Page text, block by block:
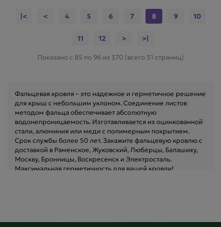
|< < 4 5 6 7 8 9 10
11 12 > >|
Показано с 85 по 96 из 370 (всего 31 страниц)
Фальцевая кровля – это надежное и герметичное решение
для крыш с небольшим уклоном. Соединение листов
методом фальца обеспечивает абсолютную
водонепроницаемость. Изготавливается из оцинкованной
стали, алюминия или меди с полимерным покрытием.
Срок службы более 50 лет. Закажите фальцевую кровлю с
доставкой в Раменское, Жуковский, Люберцы, Балашиху,
Москву, Бронницы, Воскресенск и Электросталь.
Максимальная герметичность для вашей кровли!